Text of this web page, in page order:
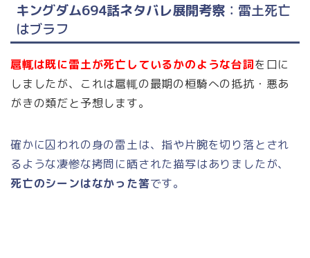
キングダム694話ネタバレ展開考察 ：雷土死亡
はブラフ
扈輒は既に雷土が死亡しているかのような台詞を口に
しましたが、これは扈輒の最期の桓騎への抵抗・悪あ
がきの類だと予想します。
確かに囚われの身の雷土は、指や片腕を切り落とされ
るような凄惨な拷問に晒された描写はありましたが、
死亡のシーンはなかった筈です。